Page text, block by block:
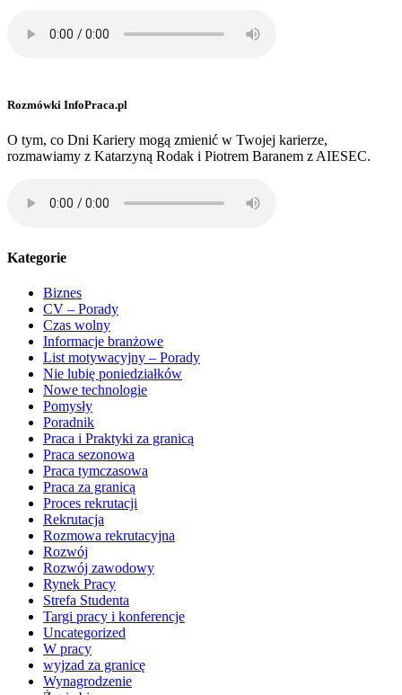
Rozmówki InfoPraca.pl
O tym, co Dni Kariery mogą zmienić w Twojej karierze,
rozmawiamy z Katarzyną Rodak i Piotrem Baranem z AIESEC.
Kategorie
Biznes
CV – Porady
Czas wolny
Informacje branżowe
List motywacyjny – Porady
Nie lubię poniedziałków
Nowe technologie
Pomysły
Poradnik
Praca i Praktyki za granicą
Praca sezonowa
Praca tymczasowa
Praca za granicą
Proces rekrutacji
Rekrutacja
Rozmowa rekrutacyjna
Rozwój
Rozwój zawodowy
Rynek Pracy
Strefa Studenta
Targi pracy i konferencje
Uncategorized
W pracy
wyjzad za granicę
Wynagrodzenie